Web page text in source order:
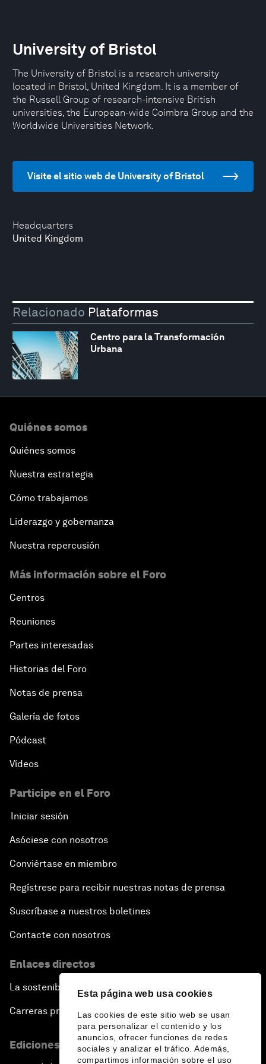
Esta página web usa cookies
Las cookies de este sitio web se usan
para personalizar el contenido y los
anuncios, ofrecer funciones de redes
sociales y analizar el tráfico. Además,
compartimos información sobre el uso
Headquarters
United Kingdom
University of Bristol
The University of Bristol is a research university
located in Bristol, United Kingdom. It is a member of
the Russell Group of research-intensive British
universities, the European-wide Coimbra Group and the
Worldwide Universities Network.
Visite el sitio web de University of Bristol
Relacionado Plataformas
Centro para la Transformación
Urbana
Quiénes somos
Quiénes somos
Nuestra estrategia
Cómo trabajamos
Liderazgo y gobernanza
Nuestra repercusión
Más información sobre el Foro
Centros
Reuniones
Partes interesadas
Historias del Foro
Notas de prensa
Galería de fotos
Pódcast
Vídeos
Participe en el Foro
Iniciar sesión
Asóciese con nosotros
Conviértase en miembro
Regístrese para recibir nuestras notas de prensa
Suscríbase a nuestros boletines
Contacte con nosotros
Enlaces directos
La sostenibilidad en el Foro
Carreras profesionales
Ediciones en otros idiomas